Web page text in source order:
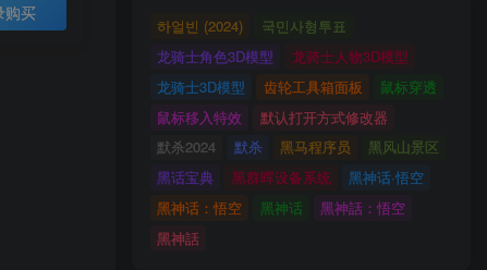
购买
하얼빈 (2024)
국민사형투표
龙骑士角色3D模型
龙骑士人物3D模型
龙骑士3D模型
齿轮工具箱面板
鼠标穿透
鼠标移入特效
默认打开方式修改器
默杀2024
默杀 黑马程序员
黑风山景区
黑话宝典
黑群晖设备系统
黑神话·悟空
黑神话：悟空
黑神话
黑神話：悟空
黑神話